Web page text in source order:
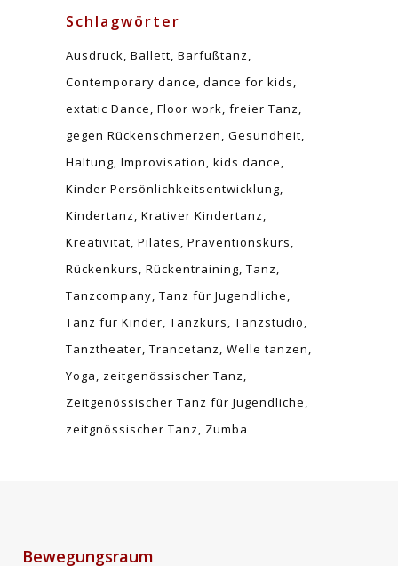
Schlagwörter
Ausdruck Ballett Barfußtanz
Contemporary dance dance for kids
extatic Dance Floor work freier Tanz
gegen Rückenschmerzen Gesundheit
Haltung Improvisation kids dance
Kinder Persönlichkeitsentwicklung
Kindertanz Krativer Kindertanz
Kreativität Pilates Präventionskurs
Rückenkurs Rückentraining Tanz
Tanzcompany Tanz für Jugendliche
Tanz für Kinder Tanzkurs Tanzstudio
Tanztheater Trancetanz Welle tanzen
Yoga
zeitgenössischer Tanz
Zeitgenössischer Tanz für Jugendliche
zeitgnössischer Tanz
Zumba
Bewegungsraum